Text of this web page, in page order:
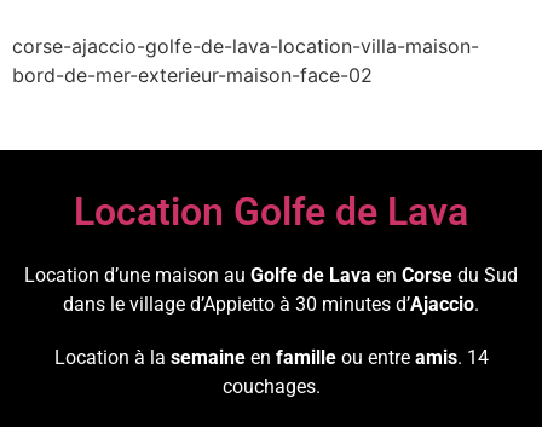
corse-ajaccio-golfe-de-lava-location-villa-maison-
bord-de-mer-exterieur-maison-face-02
Location Golfe de Lava
Location d’une maison au Golfe de Lava en Corse du Sud
dans le village d’Appietto à 30 minutes d’Ajaccio.
Location à la semaineen familleou entre amis. 14
couchages.